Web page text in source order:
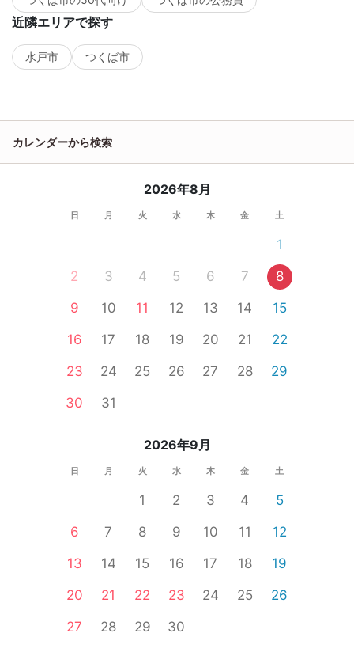
近隣エリアで探す
水戸市 つくば市
カレンダーから検索
2026年8月
日 月 火 水 木 金 土
1
2
3 4 5 6 7
8
9
10 11 12 13 14
15
16
17 18 19 20 21
22
23
24 25 26 27 28
29
30
31
2026年9月
日 月 火 水 木 金 土
1 2 3 4
5
6
7 8 9 10 11
12
13
14 15 16 17 18
19
20
21 22 23 24 25
26
27
28 29 30